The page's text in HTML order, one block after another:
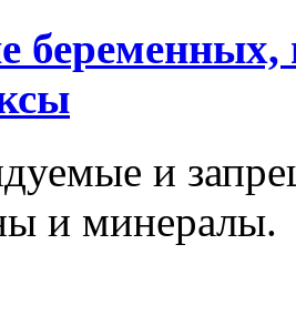
и
и минералы.